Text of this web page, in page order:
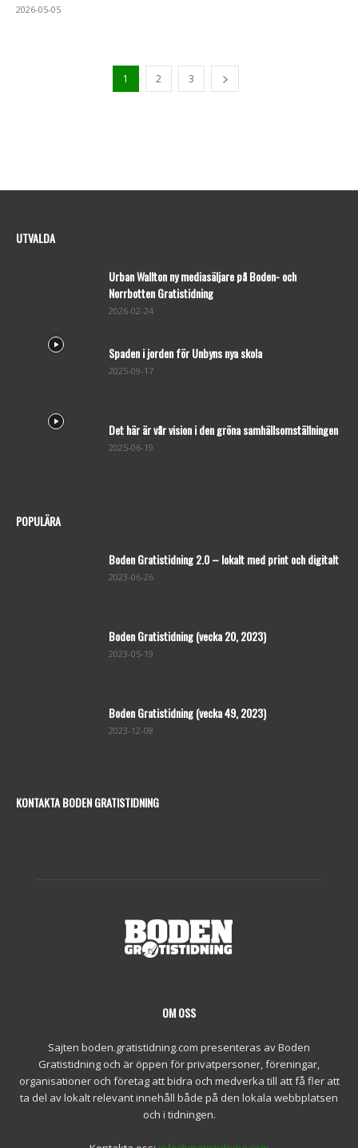
2026-05-05
1 2 3
UTVALDA
Urban Wallton ny mediasäljare på Boden- och
Norrbotten Gratistidning
2026-02-24
Spaden i jorden för Unbyns nya skola
2025-09-17
Det här är vår vision i den gröna samhällsomställningen
2025-06-19
POPULÄRA
Boden Gratistidning 2.0 – lokalt med print och digitalt
2023-06-26
Boden Gratistidning (vecka 20, 2023)
2023-05-19
Boden Gratistidning (vecka 49, 2023)
2023-12-08
KONTAKTA BODEN GRATISTIDNING
OM OSS
Sajten boden.gratistidning.com presenteras av Boden
Gratistidning och är öppen för privatpersoner, föreningar,
organisationer och företag att bidra och medverka till att få fler att
ta del av lokalt relevant innehåll både på den lokala webbplatsen
och i tidningen.